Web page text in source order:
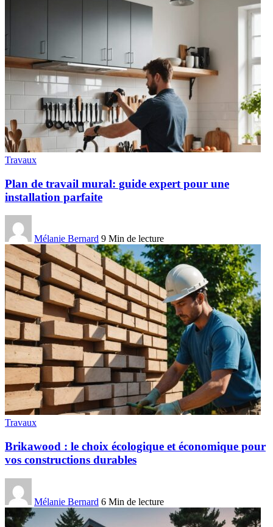
Travaux
Plan de travail mural: guide expert pour une
installation parfaite
Mélanie Bernard 9 Min de lecture
Travaux
Brikawood : le choix écologique et économique pour
vos constructions durables
Mélanie Bernard 6 Min de lecture